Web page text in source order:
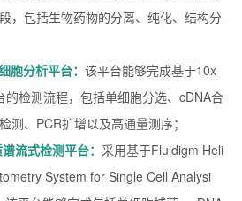
，包括生物药物的分离、纯化、结构分
分析平台： 该平台能够完成基于10x
检测流程，包括单细胞分选、cDNA合
测、PCR扩增以及高通量测序；
流式检测平台： 采用基于Fluidigm Heli
System for Single Cell Analysi